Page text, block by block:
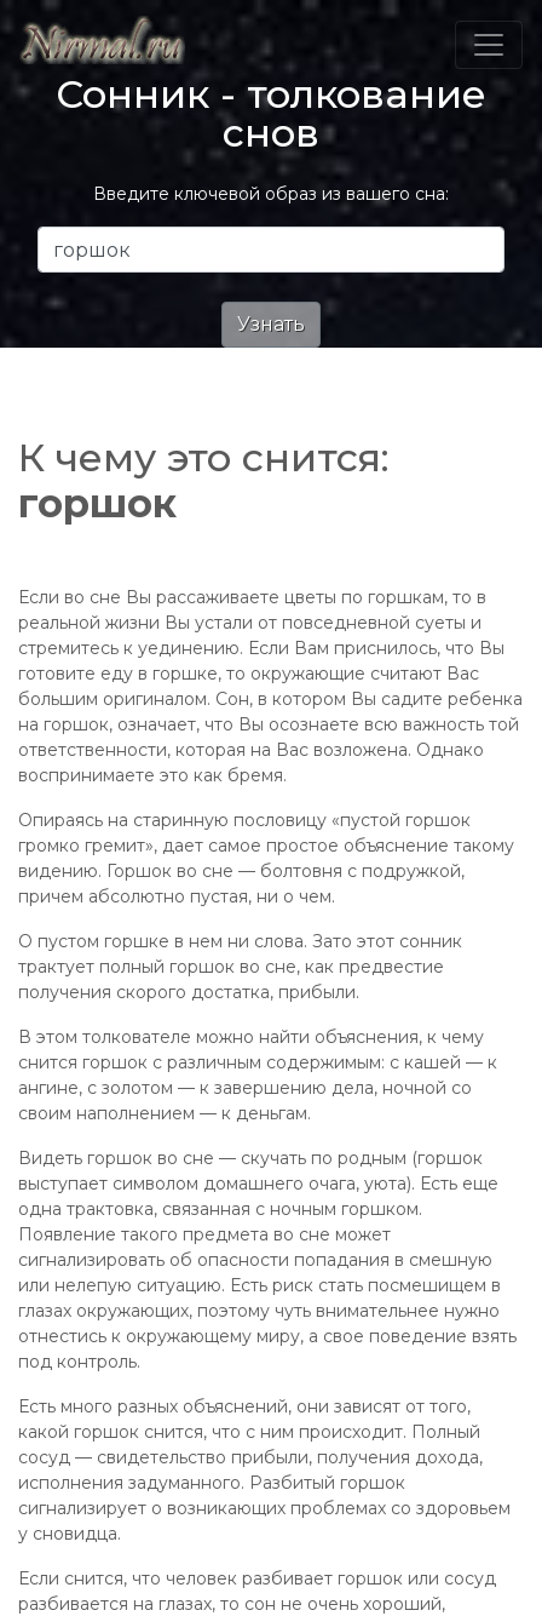
Сонник - толкование
снов
Введите ключевой образ из вашего сна:
К чему это снится:
горшок
Если во сне Вы рассаживаете цветы по горшкам, то в
реальной жизни Вы устали от повседневной суеты и
стремитесь к уединению. Если Вам приснилось, что Вы
готовите еду в горшке, то окружающие считают Вас
большим оригиналом. Сон, в котором Вы садите ребенка
на горшок, означает, что Вы осознаете всю важность той
ответственности, которая на Вас возложена. Однако
воспринимаете это как бремя.
Опираясь на старинную пословицу «пустой горшок
громко гремит», дает самое простое объяснение такому
видению. Горшок во сне — болтовня с подружкой,
причем абсолютно пустая, ни о чем.
О пустом горшке в нем ни слова. Зато этот сонник
трактует полный горшок во сне, как предвестие
получения скорого достатка, прибыли.
В этом толкователе можно найти объяснения, к чему
снится горшок с различным содержимым: с кашей — к
ангине, с золотом — к завершению дела, ночной со
своим наполнением — к деньгам.
Видеть горшок во сне — скучать по родным (горшок
выступает символом домашнего очага, уюта). Есть еще
одна трактовка, связанная с ночным горшком.
Появление такого предмета во сне может
сигнализировать об опасности попадания в смешную
или нелепую ситуацию. Есть риск стать посмешищем в
глазах окружающих, поэтому чуть внимательнее нужно
отнестись к окружающему миру, а свое поведение взять
под контроль.
Есть много разных объяснений, они зависят от того,
какой горшок снится, что с ним происходит. Полный
сосуд — свидетельство прибыли, получения дохода,
исполнения задуманного. Разбитый горшок
сигнализирует о возникающих проблемах со здоровьем
у сновидца.
Если снится, что человек разбивает горшок или сосуд
разбивается на глазах, то сон не очень хороший,